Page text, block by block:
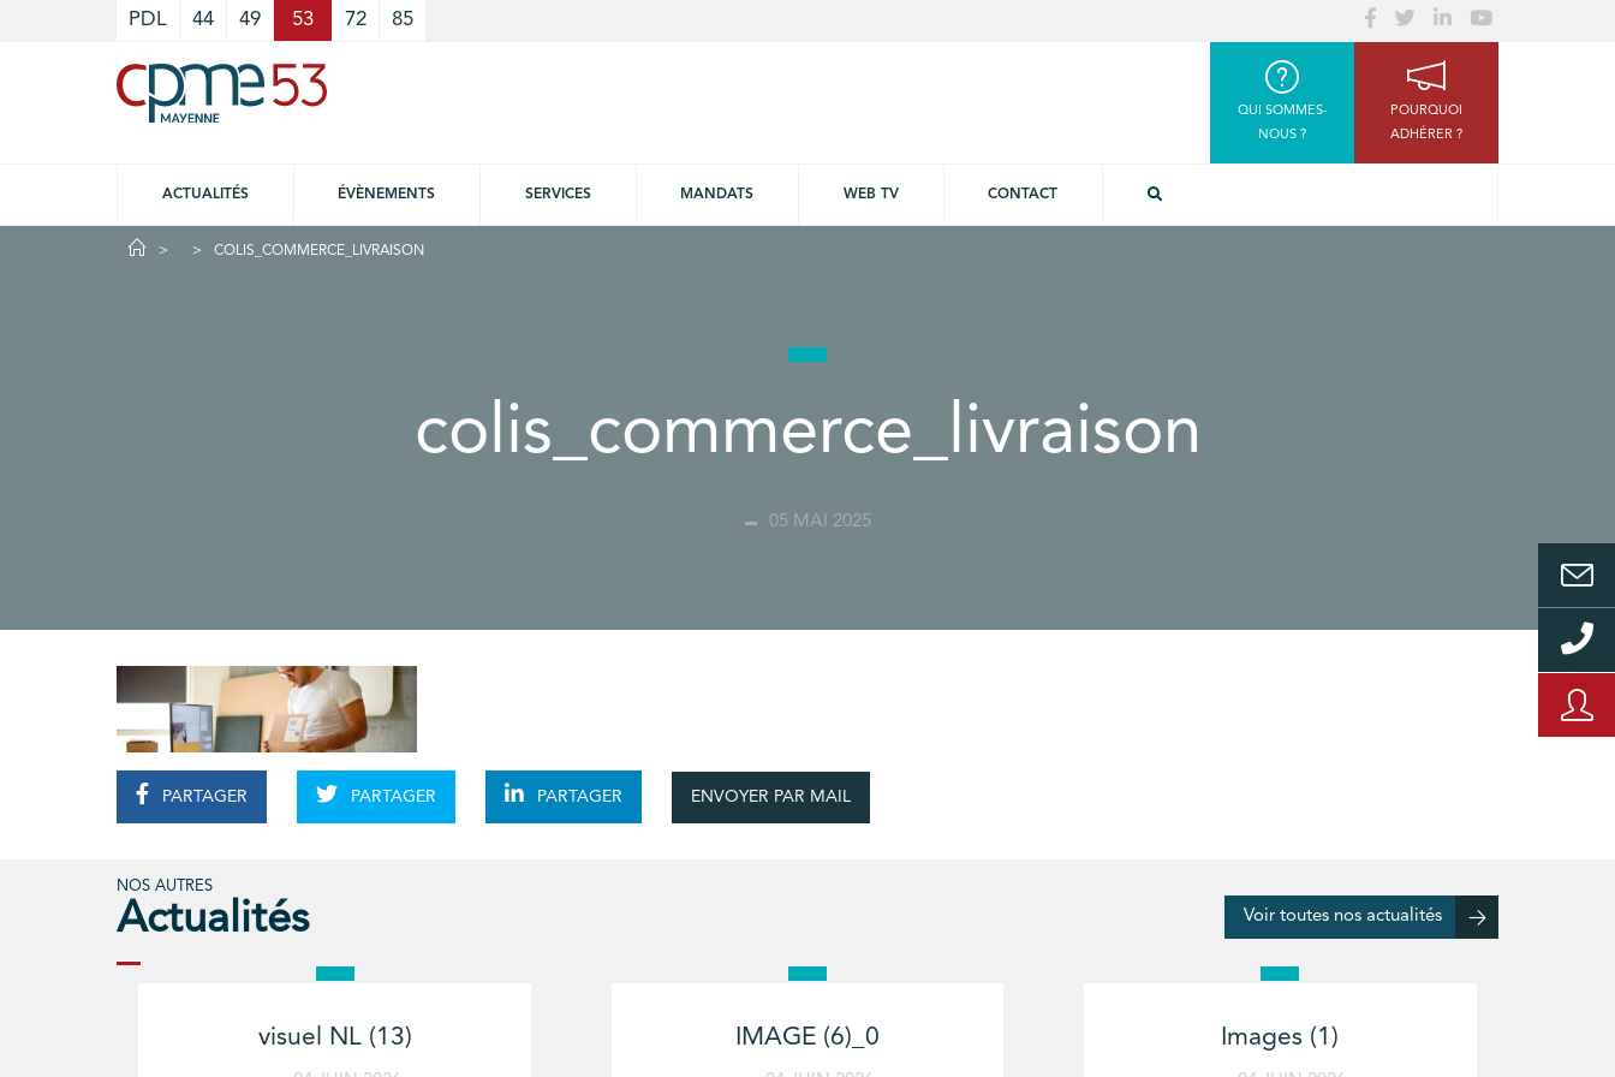
PDL 44 49 53 72 85
QUI SOMMES-
NOUS ?
POURQUOI
ADHÉRER ?
ACTUALITÉS ÉVÈNEMENTS SERVICES MANDATS WEB TV CONTACT
COLIS_COMMERCE_LIVRAISON
colis_commerce_livraison
05 MAI 2025
PARTAGER PARTAGER PARTAGER ENVOYER PAR MAIL
NOS AUTRES
Actualités Voir toutes nos actualités
visuel NL (13) IMAGE (6)_0 Images (1)
Cookies management panel